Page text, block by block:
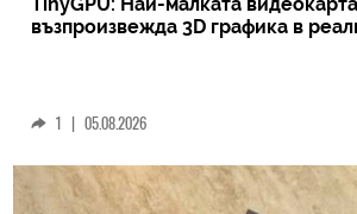
възпроизвежда 3D графика в
1 | 05.08.2026